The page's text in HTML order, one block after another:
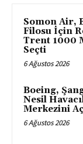
Somon Air,
Filosu İçin
Trent 1000
Seçti
6 Ağustos 2026
Boeing,
Nesil
Merkezini
6 Ağustos 2026